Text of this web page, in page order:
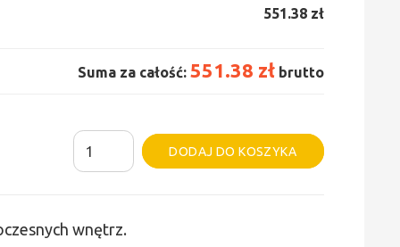
551.38 zł
Suma za całość: 551.38 zł brutto
ilość
Grzejnik
DODAJ DO KOSZYKA
Alternative:
wnętrz.